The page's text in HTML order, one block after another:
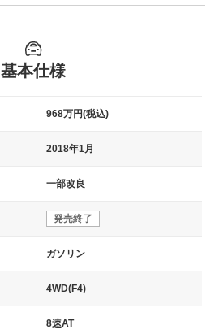
基本仕様
968万円(税込)
2018年1月
一部改良
発売終了
ガソリン
4WD(F4)
8速AT